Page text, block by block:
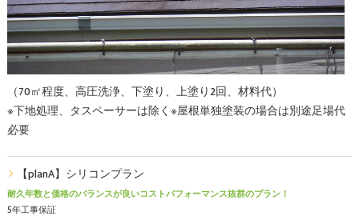
（70㎡程度、高圧洗浄、下塗り、上塗り2回、材料代）
※下地処理、タスペーサーは除く※屋根単独塗装の場合は別途足場代
必要
【planA】シリコンプラン
耐久年数と価格のバランスが良いコストパフォーマンス抜群のプラン！
5年工事保証